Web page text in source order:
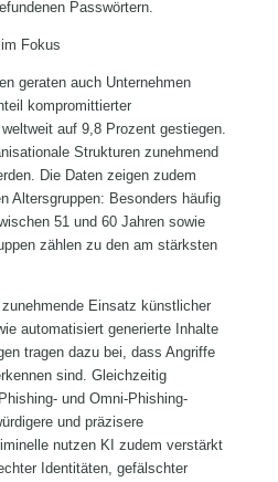
Passwörtern.
Fokus
geraten auch Unternehmen
kompromittierter
auf 9,8 Prozent gestiegen.
Strukturen zunehmend
Die Daten zeigen zudem
Altersgruppen: Besonders häufig
51 und 60 Jahren sowie
zählen zu den am stärksten
Einsatz künstlicher
automatisiert generierte Inhalte
tragen dazu bei, dass Angriffe
sind. Gleichzeitig
und Omni-Phishing-
und präzisere
nutzen KI zudem verstärkt
Identitäten, gefälschter